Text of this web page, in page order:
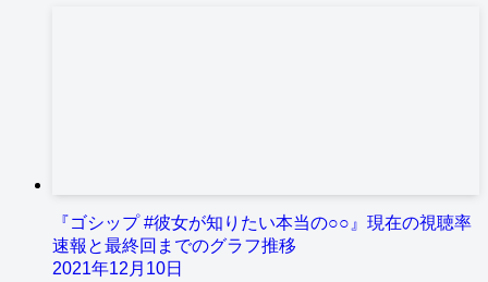
『ゴシップ #彼女が知りたい本当の○○』現在の視聴率
速報と最終回までのグラフ推移
2021年12月10日